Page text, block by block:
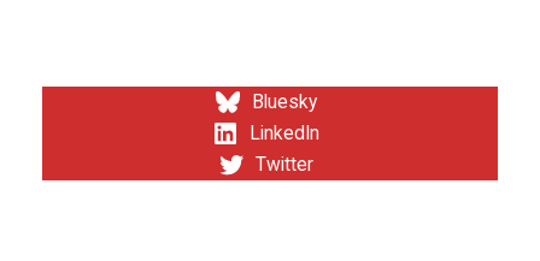
Bluesky
LinkedIn
Twitter